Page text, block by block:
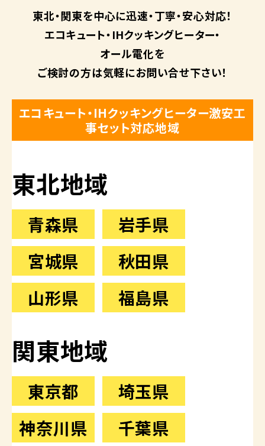
東北・関東を中心に迅速・丁寧・安心対応！
エコキュート・IHクッキングヒーター・
オール電化を
ご検討の方は気軽にお問い合せ下さい！
エコキュート・IHクッキングヒーター激安工
事セット対応地域
東北地域
青森県
岩手県
宮城県
秋田県
山形県
福島県
関東地域
東京都
埼玉県
神奈川県
千葉県